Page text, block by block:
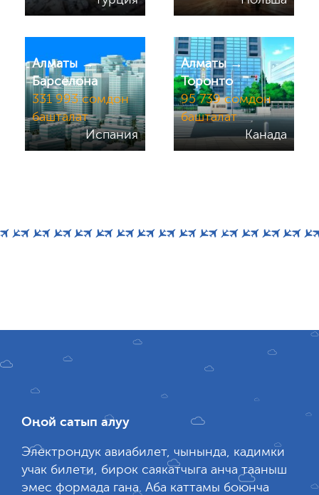
Алматы →
Барселона
331 993 сомдон
башталат
Испания
Алматы →
Торонто
95 739 сомдон
башталат
Канада
Оңой сатып алуу
Электрондук авиабилет, чынында, кадимки
учак билети, бирок саякатчыга анча тааныш
эмес формада гана. Аба каттамы боюнча